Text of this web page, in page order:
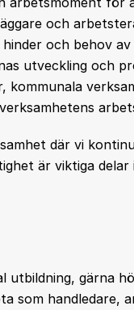
och
och behov
utveckling och
kommunala
där vi
är viktiga delar
utbildning, gärna
som handledare,